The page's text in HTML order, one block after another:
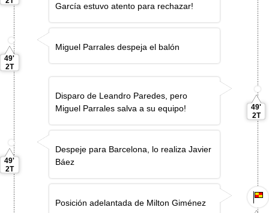
García estuvo atento para rechazar!
49'
2T
Miguel Parrales despeja el balón
Disparo de Leandro Paredes, pero
Miguel Parrales salva a su equipo!
49'
2T
49'
2T
Despeje para Barcelona, lo realiza Javier
Báez
Posición adelantada de Milton Giménez